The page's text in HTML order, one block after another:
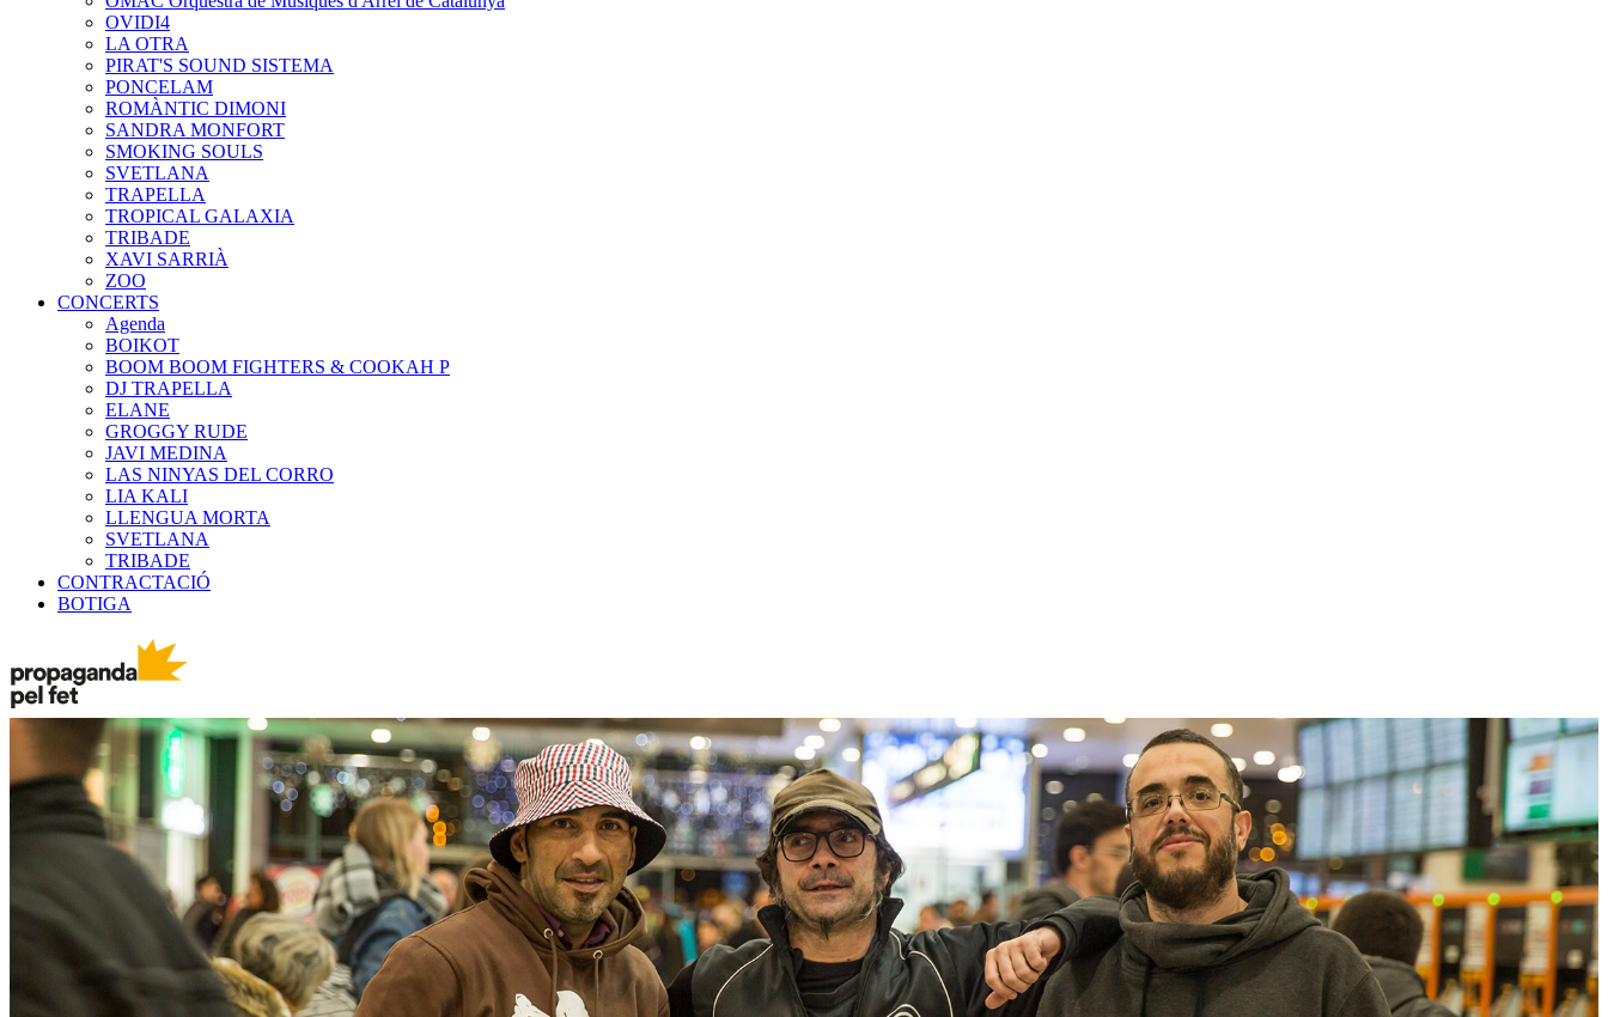
OVIDI4
LA OTRA
PIRAT'S SOUND SISTEMA
PONCELAM
ROMÀNTIC DIMONI
SANDRA MONFORT
SMOKING SOULS
SVETLANA
TRAPELLA
TROPICAL GALAXIA
TRIBADE
XAVI SARRIÀ
ZOO
CONCERTS
Agenda
BOIKOT
BOOM BOOM FIGHTERS & COOKAH P
DJ TRAPELLA
ELANE
GROGGY RUDE
JAVI MEDINA
LAS NINYAS DEL CORRO
LIA KALI
LLENGUA MORTA
SVETLANA
TRIBADE
CONTRACTACIÓ
BOTIGA